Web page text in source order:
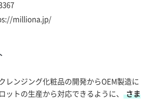
milliona.jp/
レンジング化粧品の開発からOEM製造に
ットの生産から対応できるように、
さま